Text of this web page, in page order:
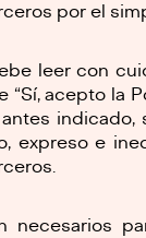
por el
leer con
acepto la
indicado,
expreso e
necesarios